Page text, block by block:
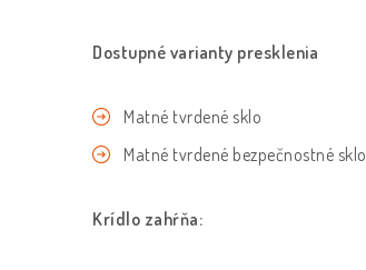
Dostupné varianty presklenia
Matné tvrdené sklo
Matné tvrdené bezpečnostné sklo
Krídlo zahŕňa: